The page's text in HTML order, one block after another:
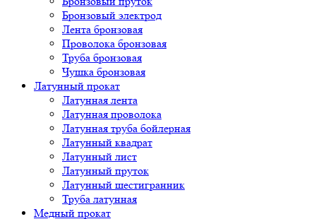
Бронзовый электрод
Лента бронзовая
Проволока бронзовая
Труба бронзовая
Чушка бронзовая
Латунный прокат
Латунная лента
Латунная проволока
Латунная труба бойлерная
Латунный квадрат
Латунный лист
Латунный пруток
Латунный шестигранник
Труба латунная
Медный прокат